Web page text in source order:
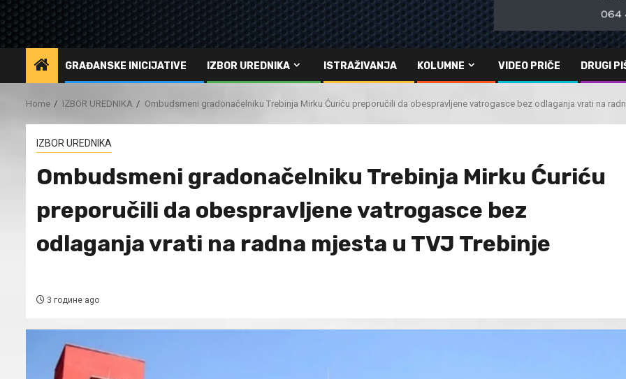
GRAĐANSKE INICIJATIVE IZBOR UREDNIKA ISTRAŽIVANJA KOLUMNE VIDEO PRIČE DRUGI
Home IZBOR UREDNIKA Ombudsmeni gradonačelniku Trebinja Mirku Ćuriću preporučili da obespravljene vatrogasce bez odlaganja vrati na
IZBOR UREDNIKA
Ombudsmeni gradonačelniku Trebinja Mirku Ćuriću
preporučili da obespravljene vatrogasce bez
odlaganja vrati na radna mjesta u TVJ Trebinje
3 године ago